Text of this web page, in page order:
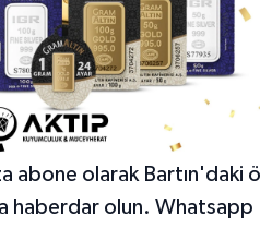
abone olarak Bartın'daki
haberdar olun. Whatsapp